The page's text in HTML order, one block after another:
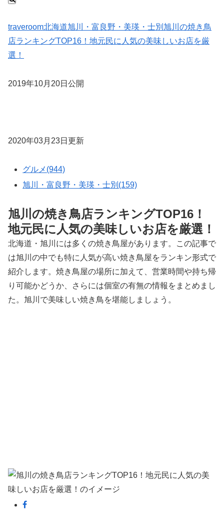
traveroom北海道旭川・富良野・美瑛・士別 旭川の焼き鳥
店ランキングTOP16！地元民に人気の美味しいお店を厳
選！
2019年10月20日公開
2020年03月23日更新
グルメ(944)
旭川・富良野・美瑛・士別(159)
旭川の焼き鳥店ランキングTOP16！
地元民に人気の美味しいお店を厳選！
北海道・旭川には多くの焼き鳥屋があります。この記事で
は旭川の中でも特に人気が高い焼き鳥屋をランキン形式で
紹介します。焼き鳥屋の場所に加えて、営業時間や持ち帰
り可能かどうか、さらには個室の有無の情報をまとめまし
た。旭川で美味しい焼き鳥を堪能しましょう。